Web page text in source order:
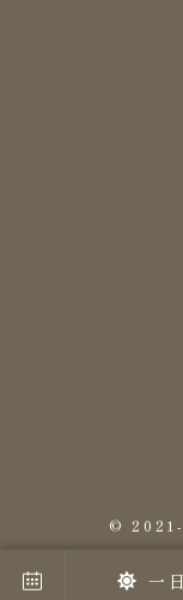
一
©